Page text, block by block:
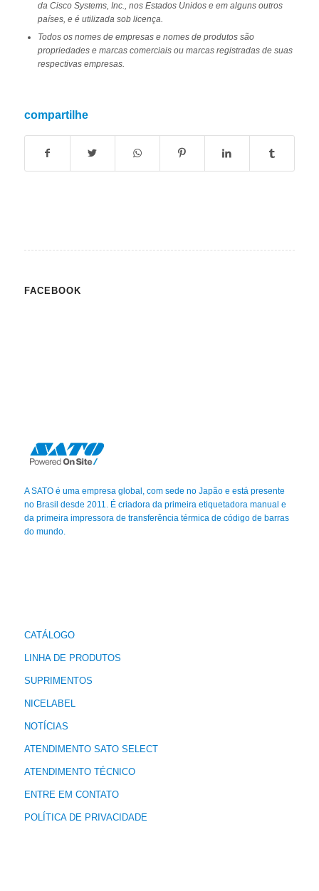
da Cisco Systems, Inc., nos Estados Unidos e em alguns outros
países, e é utilizada sob licença.
Todos os nomes de empresas e nomes de produtos são
propriedades e marcas comerciais ou marcas registradas de suas
respectivas empresas.
compartilhe
FACEBOOK
A SATO é uma empresa global, com sede no Japão e está presente
no Brasil desde 2011. É criadora da primeira etiquetadora manual e
da primeira impressora de transferência térmica de código de barras
do mundo.
CATÁLOGO
LINHA DE PRODUTOS
SUPRIMENTOS
NICELABEL
NOTÍCIAS
ATENDIMENTO SATO SELECT
ATENDIMENTO TÉCNICO
ENTRE EM CONTATO
POLÍTICA DE PRIVACIDADE